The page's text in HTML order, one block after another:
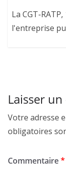
La CGT-
l'entreprise
Laisser
Votre adresse
obligatoires
Commentaire*